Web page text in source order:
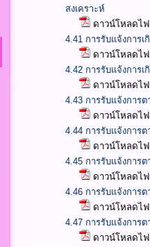
สงเคราะห์
ดาวน์โหลดไ
4.41 การรับแจ้งการ
ดาวน์โหลดไ
4.42 การรับแจ้งการ
ดาวน์โหลดไ
4.43 การรับแจ้งการ
ดาวน์โหลดไ
4.44 การรับแจ้งการ
ดาวน์โหลดไ
4.45 การรับแจ้งการ
ดาวน์โหลดไ
4.46 การรับแจ้งการ
ดาวน์โหลดไ
4.47 การรับแจ้งการ
ดาวน์โหลดไ